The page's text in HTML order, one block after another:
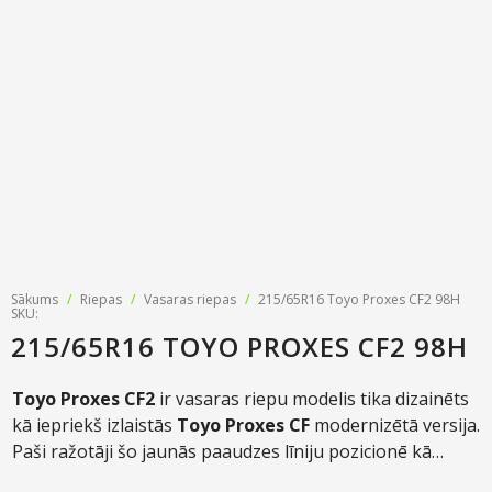
Riepu piegāde
Riepas uz nomaksu
Sākums / Riepas / Vasaras riepas / 215/65R16 Toyo Proxes CF2 98H
SKU:
215/65R16 TOYO PROXES CF2 98H
Toyo Proxes CF2 ir vasaras riepu modelis tika dizainēts
kā iepriekš izlaistās Toyo Proxes CF modernizētā versija.
Paši ražotāji šo jaunās paaudzes līniju pozicionē kā